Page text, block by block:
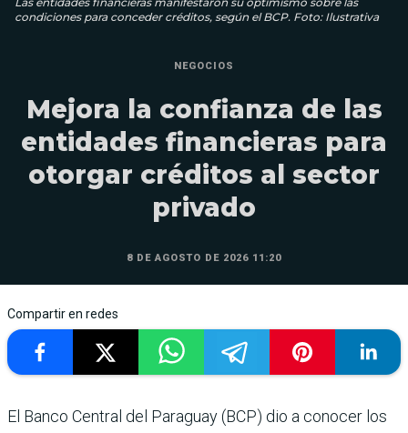
condiciones para conceder créditos, según el BCP. Foto: Ilustrativa
NEGOCIOS
Mejora la confianza de las
entidades financieras para
otorgar créditos al sector
privado
8 DE AGOSTO DE 2026 11:20
Compartir en redes
El Banco Central del Paraguay (BCP) dio a conocer los